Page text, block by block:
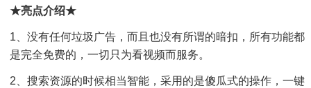
★亮点介绍★
1、没有任何垃圾广告，而且也没有所谓的暗扣，所有功能都
是完全免费的，一切只为看视频而服务。
2、搜索资源的时候相当智能，采用的是傻瓜式的操作，一键